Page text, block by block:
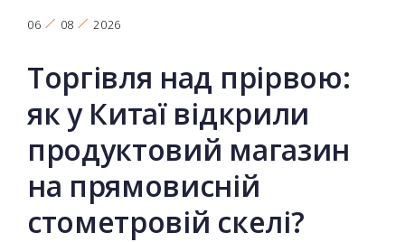
06 08 2026
Торгівля над прірвою:
як у Китаї відкрили
продуктовий магазин
на прямовисній
стометровій скелі?